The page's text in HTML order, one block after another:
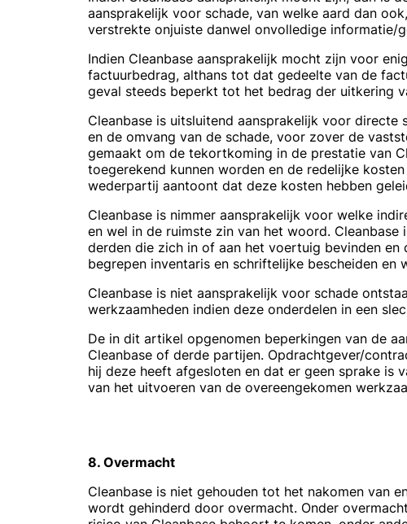
aansprakelijk voor schade, van welke aard dan
verstrekte onjuiste danwel onvolledige informatie/
Indien Cleanbase aansprakelijk mocht zijn voor
factuurbedrag, althans tot dat gedeelte van de
geval steeds beperkt tot het bedrag der uitkering
Cleanbase is uitsluitend aansprakelijk voor
en de omvang van de schade, voor zover de
gemaakt om de tekortkoming in de prestatie van
toegerekend kunnen worden en de redelijke
wederpartij aantoont dat deze kosten hebben
Cleanbase is nimmer aansprakelijk voor welke
en wel in de ruimste zin van het woord.
derden die zich in of aan het voertuig bevinden
begrepen inventaris en schriftelijke bescheiden en
Cleanbase is niet aansprakelijk voor schade
werkzaamheden indien deze onderdelen in een
De in dit artikel opgenomen beperkingen van de
Cleanbase of derde partijen. Opdrachtgever/
hij deze heeft afgesloten en dat er geen sprake is
van het uitvoeren van de overeengekomen
8. Overmacht
Cleanbase is niet gehouden tot het nakomen van
wordt gehinderd door overmacht. Onder